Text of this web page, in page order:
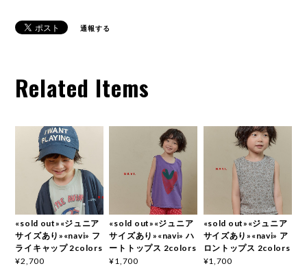
通報する
Related Items
«sold out»«ジュニア
サイズあり»«navi» フ
ライキャップ 2colors
¥2,700
«sold out»«ジュニア
サイズあり»«navi» ハ
ートトップス 2colors
¥1,700
«sold out»«ジュニア
サイズあり»«navi» ア
ロントップス 2colors
¥1,700